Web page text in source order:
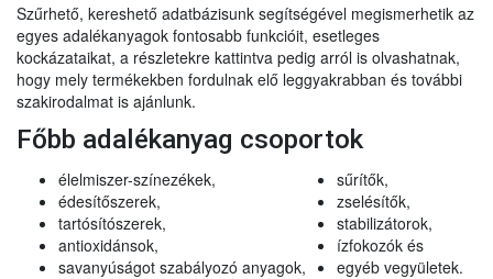
Szűrhető, kereshető adatbázisunk segítségével megismerhetik az
egyes adalékanyagok fontosabb funkcióit, esetleges
kockázataikat, a részletekre kattintva pedig arról is olvashatnak,
hogy mely termékekben fordulnak elő leggyakrabban és további
szakirodalmat is ajánlunk.
Főbb adalékanyag csoportok
élelmiszer-színezékek,
édesítőszerek,
tartósítószerek,
antioxidánsok,
savanyúságot szabályozó anyagok,
sűrítők,
zselésítők,
stabilizátorok,
ízfokozók és
egyéb vegyületek.